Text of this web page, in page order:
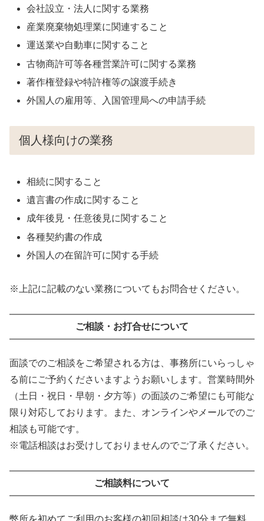
会社設立・法人に関する業務
産業廃棄物処理業に関連すること
運送業や自動車に関すること
古物商許可等各種営業許可に関する業務
著作権登録や特許権等の譲渡手続き
外国人の雇用等、入国管理局への申請手続
個人様向けの業務
相続に関すること
遺言書の作成に関すること
成年後見・任意後見に関すること
各種契約書の作成
外国人の在留許可に関する手続
※上記に記載のない業務についてもお問合せください。
ご相談・お打合せについて
面談でのご相談をご希望される方は、事務所にいらっしゃ
る前にご予約くださいますようお願いします。営業時間外
（土日・祝日・早朝・夕方等）の面談のご希望にも可能な
限り対応しております。また、オンラインやメールでのご
相談も可能です。
※電話相談はお受けしておりませんのでご了承ください。
ご相談料について